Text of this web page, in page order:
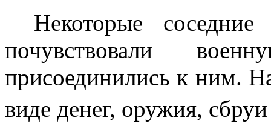
Некоторые
почувствовали
присоединились к ним.
виде денег, оружия,